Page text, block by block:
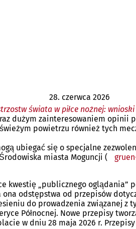
28. czerwca 2026
świata w piłce nożnej:
dużym zainteresowaniem opinii
powietrzu również tych
ubiegać się o specjalne
miasta Moguncji (
„publicznego oglądania”
odstępstwa od przepisów
do prowadzenia związanej z
Północnej. Nowe przepisy
w dniu 28 maja 2026 r.